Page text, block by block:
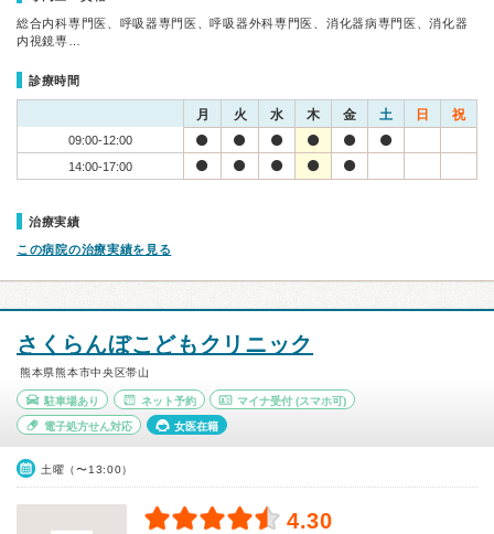
総合内科専門医、呼吸器専門医、呼吸器外科専門医、消化器病専門医、消化器
内視鏡専…
診療時間
月 火 水 木 金 土 日 祝
09:00-12:00
14:00-17:00
治療実績
この病院の治療実績を見る
さくらんぼこどもクリニック
熊本県熊本市中央区帯山
駐車場あり ネット予約 マイナ受付 (スマホ可)
電子処方せん対応 女医在籍
土曜（〜13:00）
4.30